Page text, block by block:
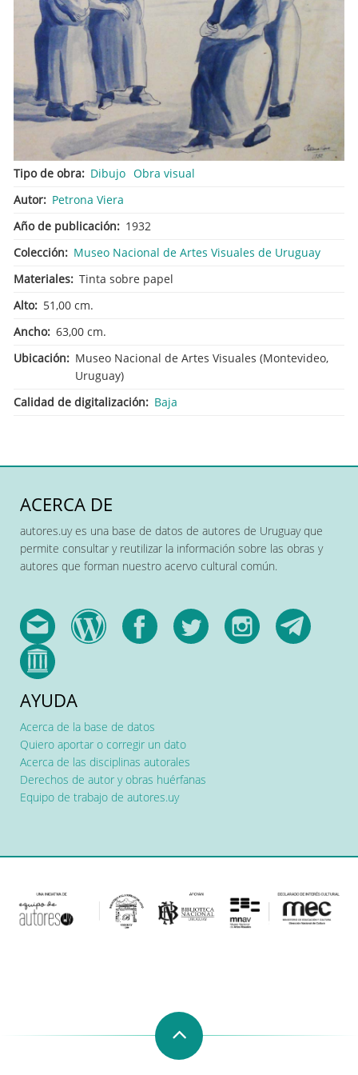
Tipo de obra Dibujo Obra visual
Autor
Petrona Viera
Año de publicación
1932
Colección
Museo Nacional de Artes Visuales de Uruguay
Materiales Tinta sobre papel
Alto
51,00 cm.
Ancho 63,00 cm.
Ubicación
Museo Nacional de Artes Visuales (Montevideo,
Uruguay)
Calidad de digitalización
Baja
ACERCA DE
autores.uy es una base de datos de autores de Uruguay que
permite consultar y reutilizar la información sobre las obras y
autores que forman nuestro acervo cultural común.
AYUDA
Acerca de la base de datos
Quiero aportar o corregir un dato
Acerca de las disciplinas autorales
Derechos de autor y obras huérfanas
Equipo de trabajo de autores.uy